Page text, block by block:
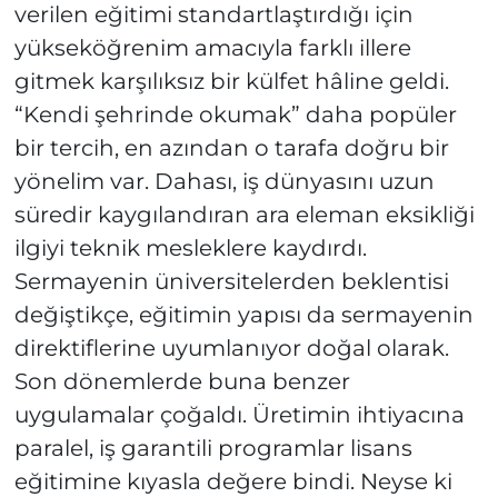
verilen eğitimi standartlaştırdığı için
yükseköğrenim amacıyla farklı illere
gitmek karşılıksız bir külfet hâline geldi.
“Kendi şehrinde okumak” daha popüler
bir tercih, en azından o tarafa doğru bir
yönelim var. Dahası, iş dünyasını uzun
süredir kaygılandıran ara eleman eksikliği
ilgiyi teknik mesleklere kaydırdı.
Sermayenin üniversitelerden beklentisi
değiştikçe, eğitimin yapısı da sermayenin
direktiflerine uyumlanıyor doğal olarak.
Son dönemlerde buna benzer
uygulamalar çoğaldı. Üretimin ihtiyacına
paralel, iş garantili programlar lisans
eğitimine kıyasla değere bindi. Neyse ki